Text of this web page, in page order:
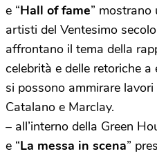
e “Hall of fame”
artisti del Ventesimo
affrontano il tema della
celebrità e delle retoriche
si possono ammirare
Catalano e Marclay.
– all’interno della Green
e “La messa in scena”